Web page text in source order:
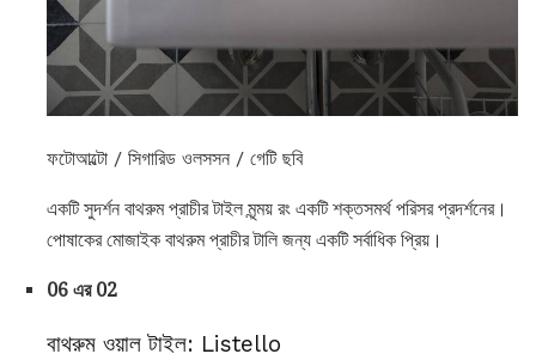
ফটোআল্টো / সিগারিড ওলসসন / গেটি ছবি
একটি সুদর্শন বাথরুম প্রাচীর টাইল মৃন্ময় রং একটি শক্তসমর্থ পরিসর প্রদর্শনের।
পোষাকের মোজাইক বাথরুম প্রাচীর টালি জন্য একটি সর্বাধিক প্রিয়।
06 এর 02
বাথরুম ওয়াল টাইল: Listello